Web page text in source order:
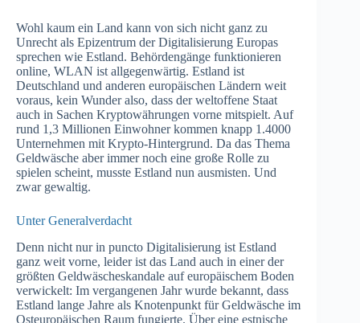
Wohl kaum ein Land kann von sich nicht ganz zu
Unrecht als Epizentrum der Digitalisierung Europas
sprechen wie Estland. Behördengänge funktionieren
online, WLAN ist allgegenwärtig. Estland ist
Deutschland und anderen europäischen Ländern weit
voraus, kein Wunder also, dass der weltoffene Staat
auch in Sachen Kryptowährungen vorne mitspielt. Auf
rund 1,3 Millionen Einwohner kommen knapp 1.4000
Unternehmen mit Krypto-Hintergrund. Da das Thema
Geldwäsche aber immer noch eine große Rolle zu
spielen scheint, musste Estland nun ausmisten. Und
zwar gewaltig.
Unter Generalverdacht
Denn nicht nur in puncto Digitalisierung ist Estland
ganz weit vorne, leider ist das Land auch in einer der
größten Geldwäscheskandale auf europäischem Boden
verwickelt: Im vergangenen Jahr wurde bekannt, dass
Estland lange Jahre als Knotenpunkt für Geldwäsche im
Osteuropäischen Raum fungierte. Über eine estnische